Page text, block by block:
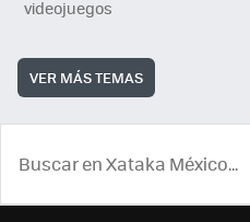
videojuegos
VER MÁS TEMAS